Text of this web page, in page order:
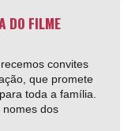
DO FILME
convites
que promete
toda a família.
nomes dos